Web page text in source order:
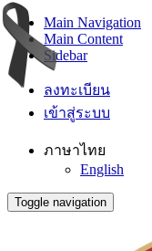
Main Navigation
Main Content
Sidebar
ลงทะเบียน
เข้าสู่ระบบ
ภาษาไทย
English
Toggle navigation